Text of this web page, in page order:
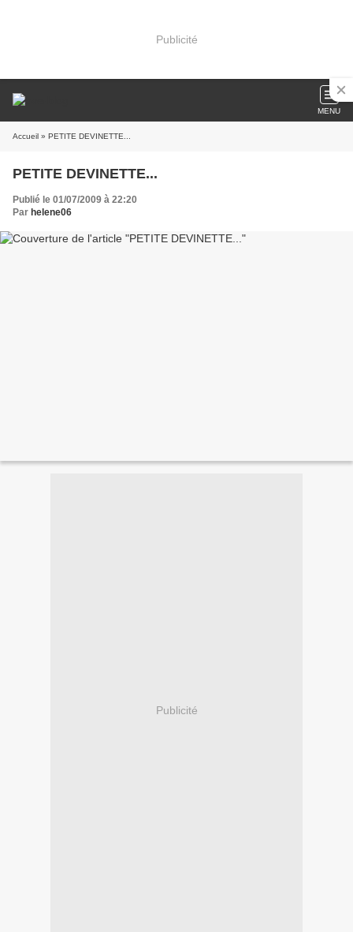
Publicité
MENU
Accueil » PETITE DEVINETTE...
PETITE DEVINETTE...
Publié le 01/07/2009 à 22:20
Par helene06
Publicité